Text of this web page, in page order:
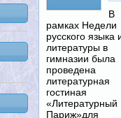
В
рамках Недели
русского языка
литературы в
гимназии была
проведена
литературная
гостиная
«Литературный
Париж»для